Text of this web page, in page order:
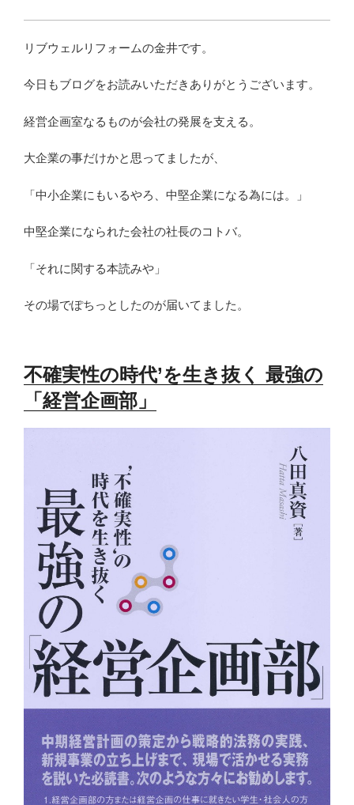
リブウェルリフォームの金井です。
今日もブログをお読みいただきありがとうございます。
経営企画室なるものが会社の発展を支える。
大企業の事だけかと思ってましたが、
「中小企業にもいるやろ、中堅企業になる為には。」
中堅企業になられた会社の社長のコトバ。
「それに関する本読みや」
その場でぽちっとしたのが届いてました。
不確実性の時代’を生き抜く 最強の
「経営企画部」